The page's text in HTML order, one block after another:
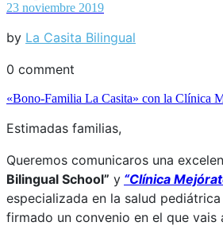
23 noviembre 2019
by La Casita Bilingual
0 comment
«Bono-Familia La Casita» con la Clínica
Estimadas familias,
Queremos comunicaros una
Bilingual School” y “Clínica
especializada en la salud
firmado un convenio en el que vais